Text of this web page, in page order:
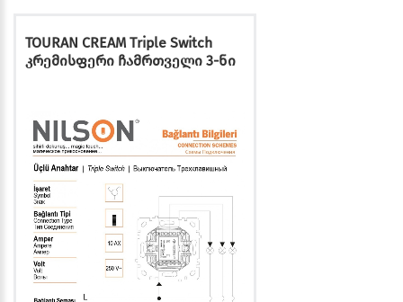
TOURAN CREAM Triple Switch
კრემისფერი ჩამრთველი 3-ნი